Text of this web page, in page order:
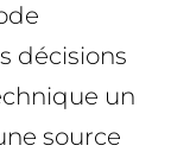
décisions
un
source